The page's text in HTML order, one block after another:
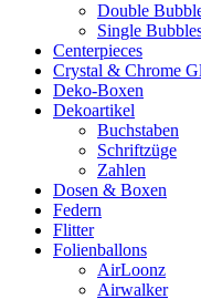
Double
Single
Centerpieces
Crystal & Chrome
Deko-Boxen
Dekoartikel
Buchstaben
Schriftzüge
Zahlen
Dosen & Boxen
Federn
Flitter
Folienballons
AirLoonz
Airwalker